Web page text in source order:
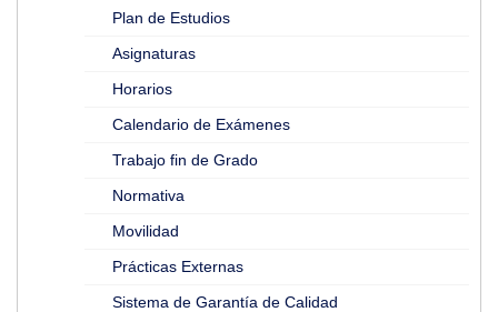
Plan de Estudios
Asignaturas
Horarios
Calendario de Exámenes
Trabajo fin de Grado
Normativa
Movilidad
Prácticas Externas
Sistema de Garantía de Calidad